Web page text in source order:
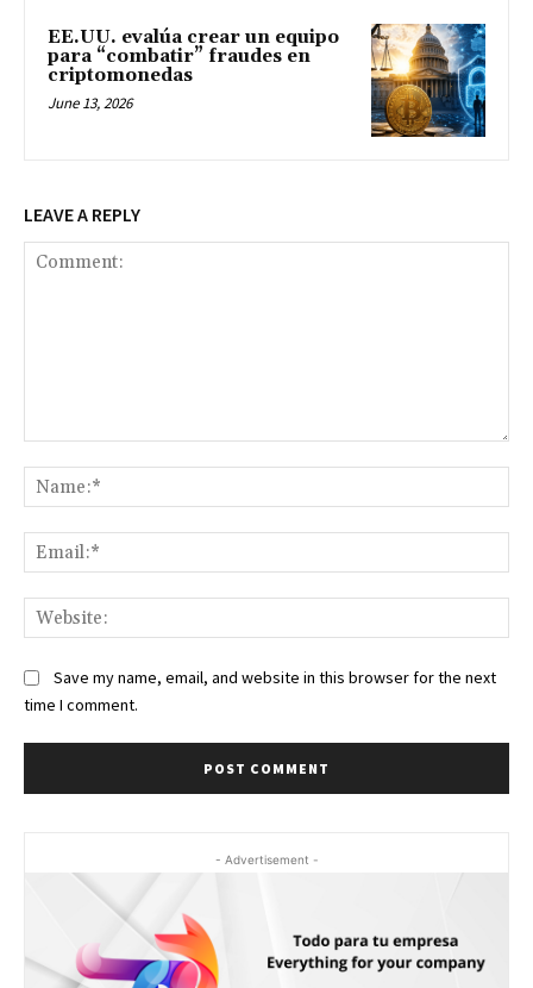
EE.UU. evalúa crear un equipo
para “combatir” fraudes en
criptomonedas
June 13, 2026
LEAVE A REPLY
Save my name, email, and website in this browser for the next
time I comment.
- Advertisement -